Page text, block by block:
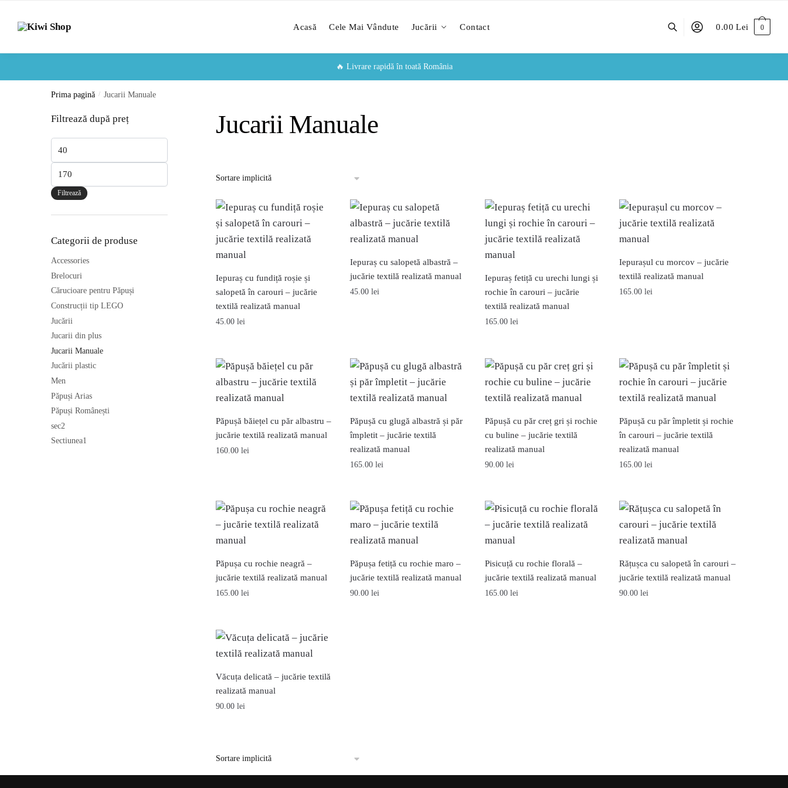
Acasă Cele Mai Vândute Jucării Contact 0.00Lei 0
🔥 Livrare rapidă în toată România
Prima pagină / Jucarii Manuale
Jucarii Manuale
Iepuraș cu fundiță roșie și
salopetă în carouri – jucărie
textilă realizată manual
45.00 lei
Iepuraș cu salopetă albastră –
jucărie textilă realizată manual
45.00lei
Iepuraș fetiță cu urechi lungi și
rochie în carouri – jucărie
textilă realizată manual
165.00 lei
Iepurașul cu morcov – jucărie
textilă realizată manual
165.00lei
Păpușă băiețel cu păr albastru –
jucărie textilă realizată manual
160.00 lei
Păpușă cu glugă albastră și păr
împletit – jucărie textilă
realizată manual
165.00lei
Păpușă cu păr creț gri și rochie
cu buline – jucărie textilă
realizată manual
90.00 lei
Păpușă cu păr împletit și rochie
în carouri – jucărie textilă
realizată manual
165.00lei
Păpușa cu rochie neagră –
jucărie textilă realizată manual
165.00 lei
Păpușa fetiță cu rochie maro –
jucărie textilă realizată manual
90.00lei
Pisicuță cu rochie florală –
jucărie textilă realizată manual
165.00 lei
Rățușca cu salopetă în carouri –
jucărie textilă realizată manual
90.00lei
Văcuța delicată – jucărie textilă
realizată manual
90.00 lei
Filtrează după preț
minim
maxim
Filtrează
Categorii de produse
Accessories
Brelocuri
Cărucioare pentru Păpuși
Construcții tip LEGO
Jucării
Jucarii din plus
Jucarii Manuale
Jucării plastic
Men
Păpuși Arias
Păpuși Românești
sec2
Sectiunea1